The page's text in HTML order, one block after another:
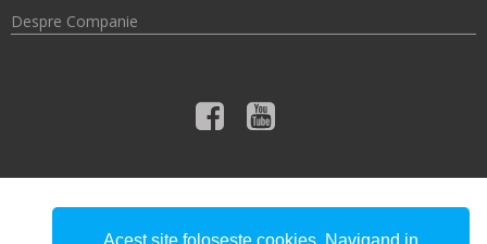
Despre Companie
© 2026 Compania de Apă Someș S.A.
Acest site foloseste cookies. Navigand in